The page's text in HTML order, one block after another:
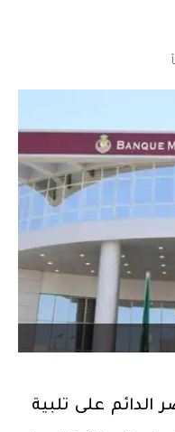
على تلبية